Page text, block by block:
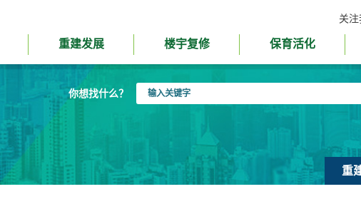
关
重建发展 楼宇复修 保育活化
你想找什么？
入
重